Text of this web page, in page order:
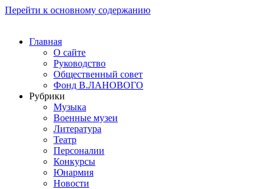
Перейти к основному содержанию
Главная
О сайте
Руководство
Общественный совет
Фонд В.ЛАНОВОГО
Рубрики
Музыка
Военные музеи
Литература
Театр
Персоналии
Конкурсы
Юнармия
Новости